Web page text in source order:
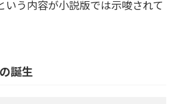
いう内容が小説版では示唆されて
誕生